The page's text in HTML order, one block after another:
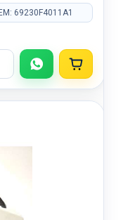
69230F4011A1